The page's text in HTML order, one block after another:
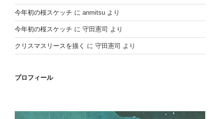
今年初の桜スケッチ に anmitsu より
今年初の桜スケッチ に 守田憲司 より
クリスマスリースを描く に 守田憲司 より
プロフィール